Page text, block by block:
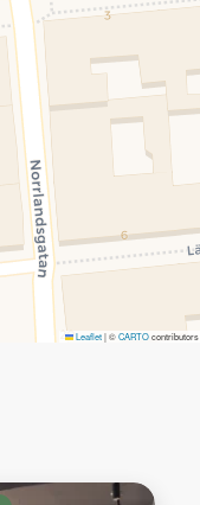
Leaflet |©CARTOcontributors